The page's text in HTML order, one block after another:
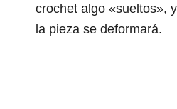
crochet algo «sueltos»,
la pieza se deformará.